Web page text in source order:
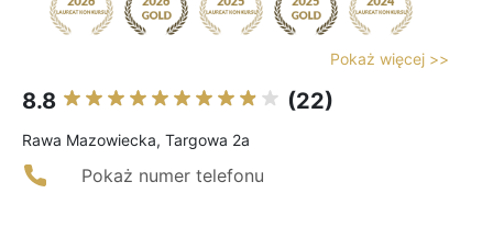
Pokaż więcej >>
8.8 (22)
Rawa Mazowiecka, Targowa 2a
Pokaż numer telefonu